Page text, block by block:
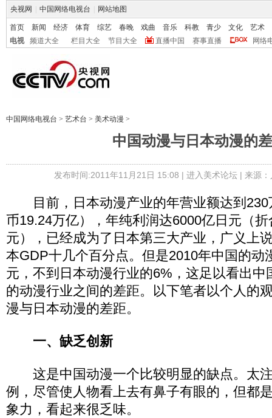
央视网 中国网络电视台 网站地图
首页 新闻 经济 体育 综艺 春晚 戏曲 音乐 科教 青少 文化
艺术
电视
频道大全 栏目大全 节目大全 直播中国 赛事直播 网络
中国网络电视台 > 艺术台 > 美术动漫 >
中国动漫与日本动漫的
发布时间:2011年11月21日 15:08 | 进入美术论坛| 来源
目前，日本动漫产业的年营业额达到230
币19.24万亿），年纯利润达6000亿日元（
元），已经成为了日本第三大产业，广义上
本GDP十几个百分点。但是2010年中国的动
元，不到日本动漫行业的6%，这足以看出中
的动漫行业之间的差距。以下笔者以个人的
漫与日本动漫的差距。
一、缺乏创新
这是中国动漫一个比较明显的缺点。太
例，尽管使人物看上去有鼻子有眼的，但都
象力，看起来很乏味。